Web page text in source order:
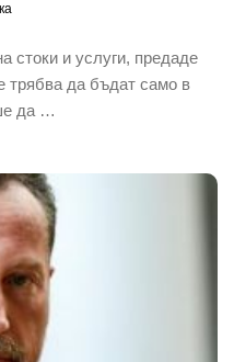
стоки и услуги, предаде
трябва да бъдат само в
да …